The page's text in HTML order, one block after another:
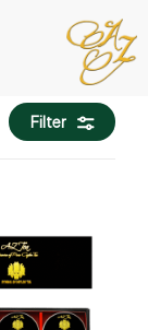
Filter